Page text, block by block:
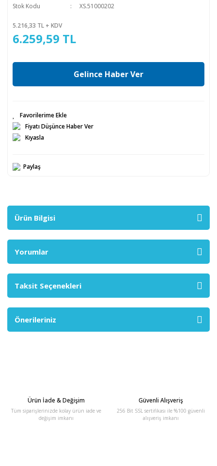
Stok Kodu
XS.51000202
5.216,33 TL + KDV
6.259,59 TL
Gelince Haber Ver
Fiyatı Düşünce Haber Ver
Kıyasla
Paylaş
Ürün Bilgisi
Yorumlar
Taksit Seçenekleri
Önerileriniz
Ürün İade & Değişim
Tüm siparişlerinizde kolay ürün iade ve
değişim imkanı
Güvenli Alışveriş
256 Bit SSL sertifikası ile %100 güvenli
alışveriş imkanı